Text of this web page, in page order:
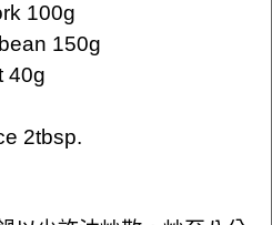
100g
150g
40g
2tbsp.